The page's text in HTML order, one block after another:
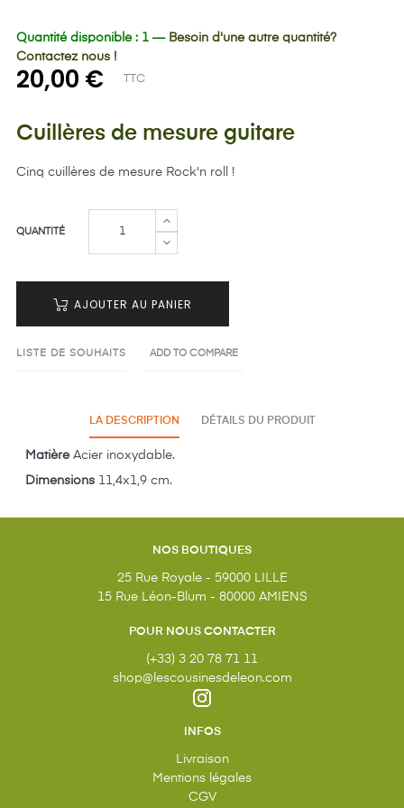
Quantité disponible : 1 — Besoin d'une autre quantité?
Contactez nous !
20,00 € TTC
Cuillères de mesure guitare
Cinq cuillères de mesure Rock'n roll !
QUANTITÉ
AJOUTER AU PANIER
LISTE DE SOUHAITS ADD TO COMPARE
LA DESCRIPTION DÉTAILS DU PRODUIT
MatièreAcier inoxydable.
Dimensions 11,4x1,9 cm.
NOS BOUTIQUES
25 Rue Royale - 59000 LILLE
15 Rue Léon-Blum - 80000 AMIENS
...
POUR NOUS CONTACTER
(+33) 3 20 78 71 11
shop@lescousinesdeleon.com
INFOS
Livraison
Mentions légales
CGV